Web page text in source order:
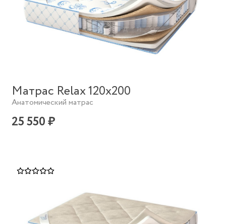
Матрас Relax 120х200
Анатомический матрас
25 550 ₽